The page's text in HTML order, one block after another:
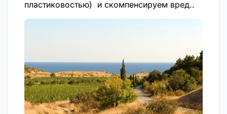
пластиковостью) и скомпенсируем вред..